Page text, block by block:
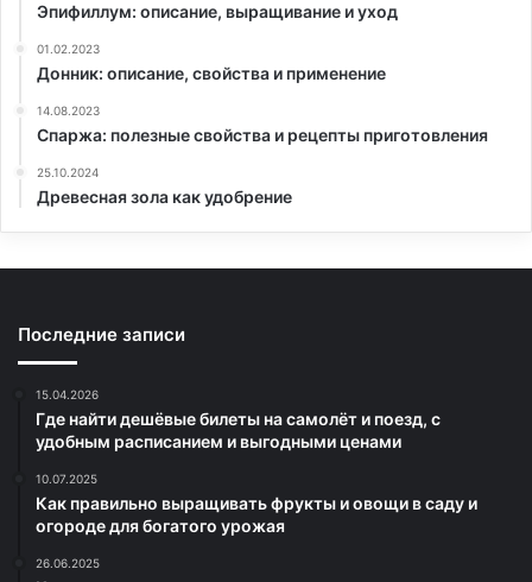
Эпифиллум: описание, выращивание и уход
01.02.2023
Донник: описание, свойства и применение
14.08.2023
Спаржа: полезные свойства и рецепты приготовления
25.10.2024
Древесная зола как удобрение
Последние записи
15.04.2026
Где найти дешёвые билеты на самолёт и поезд, с
удобным расписанием и выгодными ценами
10.07.2025
Как правильно выращивать фрукты и овощи в саду и
огороде для богатого урожая
26.06.2025